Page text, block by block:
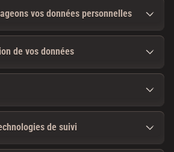
vos données personnelles
de vos données
de suivi